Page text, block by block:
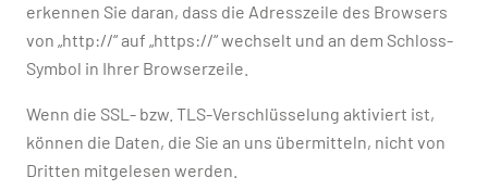
erkennen Sie daran, dass die Adresszeile des Browsers
von „http://“ auf „https://“ wechselt und an dem Schloss-
Symbol in Ihrer Browserzeile.
Wenn die SSL- bzw. TLS-Verschlüsselung aktiviert ist,
können die Daten, die Sie an uns übermitteln, nicht von
Dritten mitgelesen werden.